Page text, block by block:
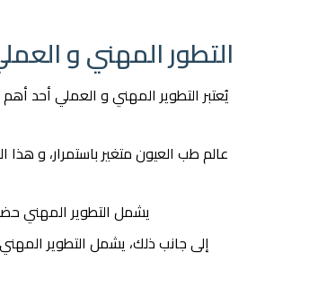
التطور المهني و
يُعتبر التطوير المهني و العملي أحد
عالم طب العيون متغير باستمرار، و هذا
يشمل التطوير المهني
إلى جانب ذلك، يشمل التطوير